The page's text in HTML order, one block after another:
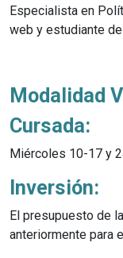
Especialista en
web y estudiante
Modalidad
Cursada:
Miércoles 10-17 y
Inversión:
El presupuesto de
anteriormente para